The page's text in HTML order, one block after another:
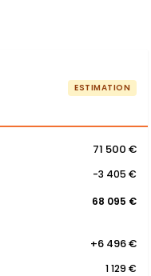
ESTIMATION
71 500 €
-3 405 €
68 095 €
+6 496 €
1 129 €